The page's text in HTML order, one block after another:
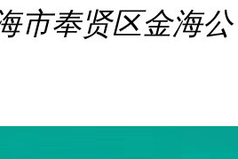
市奉贤区金海公